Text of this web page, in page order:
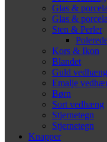
Glas &
Glas &
Sten & Perler
Kors & Ikon
Blandet
Guld vedhæng
Emalje
Børn
Sort vedhæng
Stjernetegn
Stjernetegn
Knapper